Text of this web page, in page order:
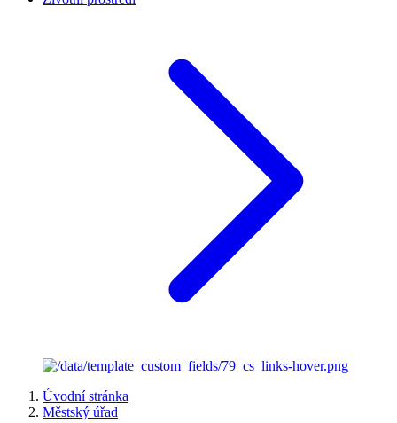
Úvodní stránka
Městský úřad